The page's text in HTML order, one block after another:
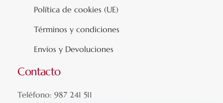
Política de cookies (UE)
Términos y condiciones
Envíos y Devoluciones
Contacto
Teléfono: 987 241 511